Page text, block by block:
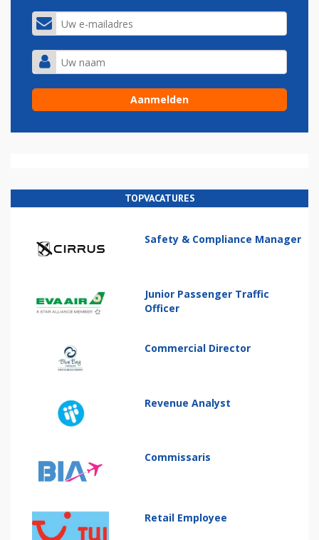
TOPVACATURES
Safety & Compliance Manager
Junior Passenger Traffic
Officer
Commercial Director
Revenue Analyst
Commissaris
Retail Employee